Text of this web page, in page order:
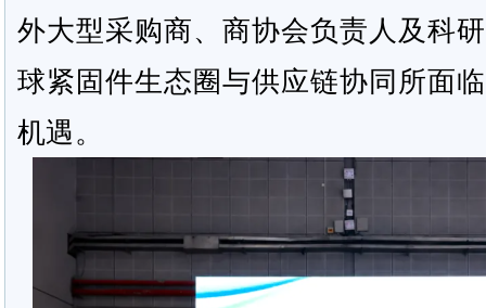
外大型采购商、商协会负责人及科
球紧固件生态圈与供应链协同所面
机遇。